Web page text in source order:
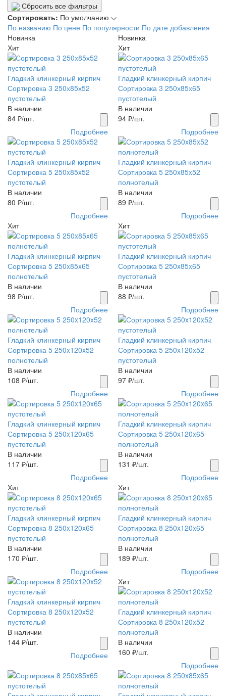
Сбросить все фильтры
Сортировать: По умолчанию
По названию По цене По популярности По дате добавления
Новинка
Хит
Гладкий клинкерный кирпич
Сортировка 3 250х85х52
пустотелый
В наличии
84 ₽/шт.
Подробнее
Новинка
Хит
Гладкий клинкерный кирпич
Сортировка 3 250х85х65
пустотелый
В наличии
94 ₽/шт.
Подробнее
Гладкий клинкерный кирпич
Сортировка 5 250x85x52
пустотелый
В наличии
80 ₽/шт.
Подробнее
Гладкий клинкерный кирпич
Сортировка 5 250x85x52
полнотелый
В наличии
89 ₽/шт.
Подробнее
Хит
Гладкий клинкерный кирпич
Сортировка 5 250x85x65
полнотелый
В наличии
98 ₽/шт.
Подробнее
Хит
Гладкий клинкерный кирпич
Сортировка 5 250x85x65
пустотелый
В наличии
88 ₽/шт.
Подробнее
Гладкий клинкерный кирпич
Сортировка 5 250x120x52
полнотелый
В наличии
108 ₽/шт.
Подробнее
Гладкий клинкерный кирпич
Сортировка 5 250x120x52
пустотелый
В наличии
97 ₽/шт.
Подробнее
Гладкий клинкерный кирпич
Сортировка 5 250x120x65
пустотелый
В наличии
117 ₽/шт.
Подробнее
Гладкий клинкерный кирпич
Сортировка 5 250x120x65
полнотелый
В наличии
131 ₽/шт.
Подробнее
Хит
Гладкий клинкерный кирпич
Сортировка 8 250x120x65
пустотелый
В наличии
170 ₽/шт.
Подробнее
Хит
Гладкий клинкерный кирпич
Сортировка 8 250x120x65
полнотелый
В наличии
189 ₽/шт.
Подробнее
Гладкий клинкерный кирпич
Сортировка 8 250x120x52
пустотелый
В наличии
144 ₽/шт.
Подробнее
Хит
Гладкий клинкерный кирпич
Сортировка 8 250x120x52
полнотелый
В наличии
160 ₽/шт.
Подробнее